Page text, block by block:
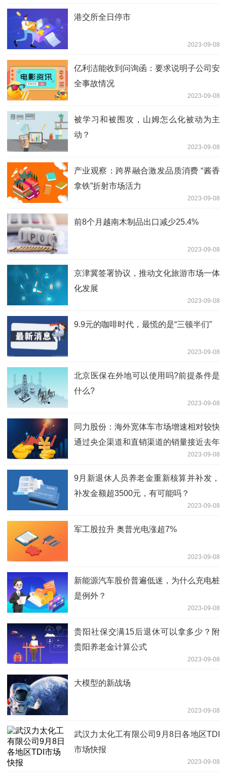
港交所全日停市
2023-09-08
亿利洁能收到问询函：要求说明子公司安
全事故情况
2023-09-08
被学习和被围攻，山姆怎么化被动为主
动？
2023-09-08
产业观察：跨界融合激发品质消费 “酱香
拿铁”折射市场活力
2023-09-08
前8个月越南木制品出口减少25.4%
2023-09-08
京津冀签署协议，推动文化旅游市场一体
化发展
2023-09-08
9.9元的咖啡时代，最慌的是“三顿半们”
2023-09-08
北京医保在外地可以使用吗?前提条件是
什么?
2023-09-08
同力股份：海外宽体车市场增速相对较快
通过央企渠道和直销渠道的销量接近去年
2023-09-08
9月新退休人员养老金重新核算并补发，
补发金额超3500元，有可能吗？
2023-09-08
军工股拉升 奥普光电涨超7%
2023-09-08
新能源汽车股价普遍低迷，为什么充电桩
是例外？
2023-09-08
贵阳社保交满15后退休可以拿多少？附
贵阳养老金计算公式
2023-09-08
大模型的新战场
2023-09-08
武汉力太化工有限公司9月8日各地区TDI
市场快报
2023-09-08